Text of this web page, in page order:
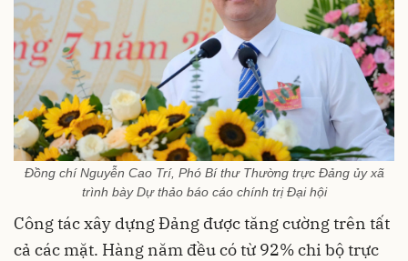
Đồng chí Nguyễn Cao Trí, Phó Bí thư Thường trực Đảng ủy xã
trình bày Dự thảo báo cáo chính trị Đại hội
Công tác xây dựng Đảng được tăng cường trên tất
cả các mặt. Hàng năm đều có từ 92% chi bộ trực